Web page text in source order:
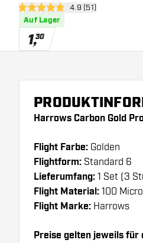
4.9 Bewertungssterne
4.9 (51)
Auf Lager
1,30
Harrows Carbon Gold
Flight Farbe: Golden
Flightform: Standard 6
Lieferumfang: 1 Set (3
Flight Material: 100
Flight Marke: Harrows
Preise gelten jeweils für